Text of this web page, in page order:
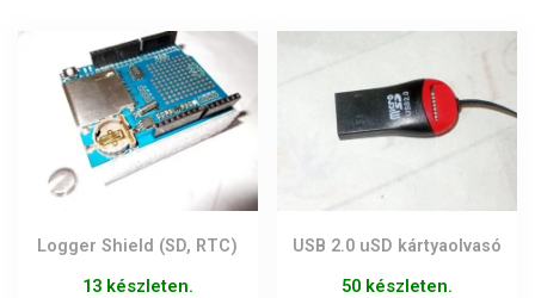
Logger Shield (SD, RTC)
13 készleten.
USB 2.0 uSD kártyaolvasó
50 készleten.